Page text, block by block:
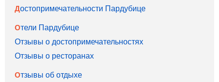
Достопримечательности Пардубице
Отели Пардубице
Отзывы о достопримечательностях
Отзывы о ресторанах
Отзывы об отдыхе